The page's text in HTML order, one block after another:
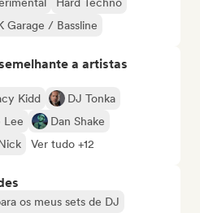
Garage / Bassline
a artistas
Kidd
DJ Tonka
Lee
Dan Shake
Ver tudo +12
os meus sets de DJ